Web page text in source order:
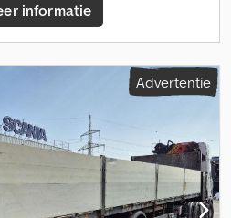
informatie
Advertentie